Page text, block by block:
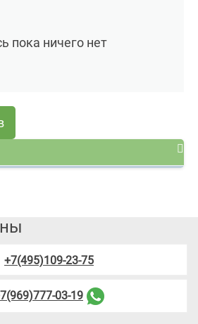
пока ничего нет
+7(495)109-23-75
03-19